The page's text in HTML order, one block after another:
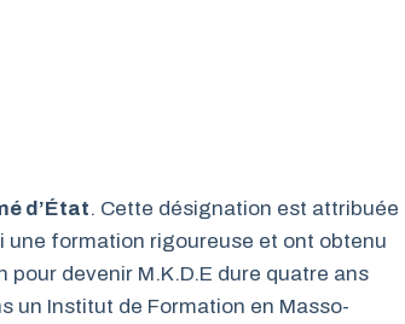
d’État. Cette désignation est attribuée
une formation rigoureuse et ont obtenu
devenir M.K.D.E dure quatre ans
un Institut de Formation en Masso-